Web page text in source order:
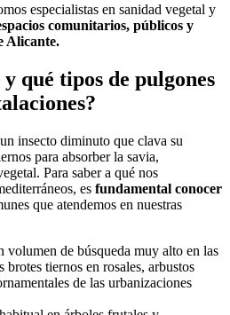
especialistas en sanidad vegetal y
comunitarios, públicos y
Alicante.
qué tipos de pulgones
insecto diminuto que clava su
para absorber la savia,
Para saber a qué nos
es fundamental conocer
que atendemos en nuestras
volumen de búsqueda muy alto en las
brotes tiernos en rosales, arbustos
de las urbanizaciones